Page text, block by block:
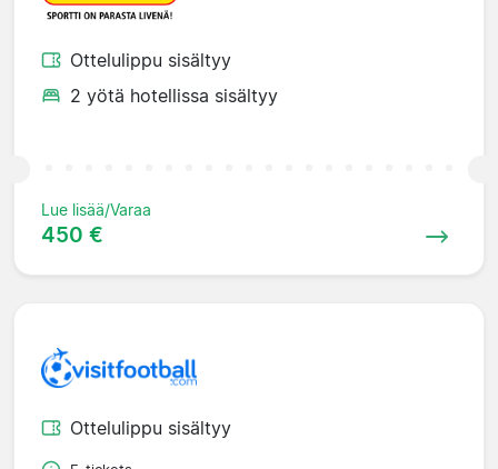
Ottelulippu sisältyy
2 yötä hotellissa sisältyy
Lue lisää/Varaa
450 €
Ottelulippu sisältyy